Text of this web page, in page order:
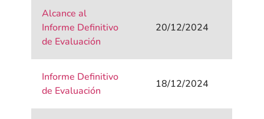
Alcance al
Informe Definitivo
de Evaluación
20/12/2024
Informe Definitivo
de Evaluación
18/12/2024